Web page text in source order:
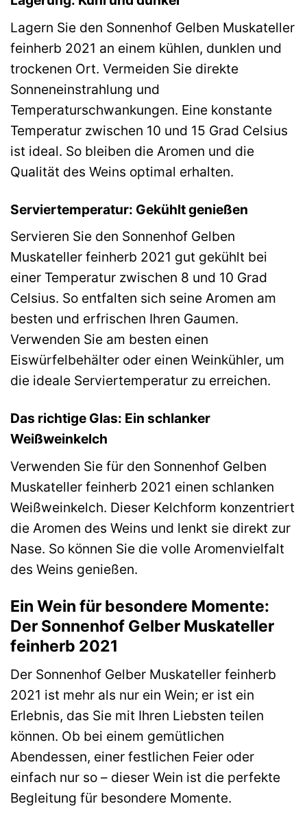
Lagern Sie den Sonnenhof Gelben Muskateller
feinherb 2021 an einem kühlen, dunklen und
trockenen Ort. Vermeiden Sie direkte
Sonneneinstrahlung und
Temperaturschwankungen. Eine konstante
Temperatur zwischen 10 und 15 Grad Celsius
ist ideal. So bleiben die Aromen und die
Qualität des Weins optimal erhalten.
Serviertemperatur: Gekühlt genießen
Servieren Sie den Sonnenhof Gelben
Muskateller feinherb 2021 gut gekühlt bei
einer Temperatur zwischen 8 und 10 Grad
Celsius. So entfalten sich seine Aromen am
besten und erfrischen Ihren Gaumen.
Verwenden Sie am besten einen
Eiswürfelbehälter oder einen Weinkühler, um
die ideale Serviertemperatur zu erreichen.
Das richtige Glas: Ein schlanker
Weißweinkelch
Verwenden Sie für den Sonnenhof Gelben
Muskateller feinherb 2021 einen schlanken
Weißweinkelch. Dieser Kelchform konzentriert
die Aromen des Weins und lenkt sie direkt zur
Nase. So können Sie die volle Aromenvielfalt
des Weins genießen.
Ein Wein für besondere Momente:
Der Sonnenhof Gelber Muskateller
feinherb 2021
Der Sonnenhof Gelber Muskateller feinherb
2021 ist mehr als nur ein Wein; er ist ein
Erlebnis, das Sie mit Ihren Liebsten teilen
können. Ob bei einem gemütlichen
Abendessen, einer festlichen Feier oder
einfach nur so – dieser Wein ist die perfekte
Begleitung für besondere Momente.